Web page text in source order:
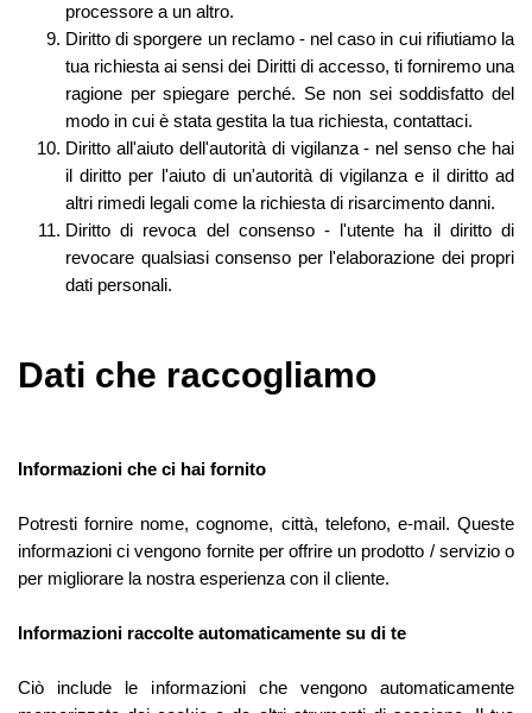
processore a un altro.
Diritto di sporgere un reclamo - nel caso in cui rifiutiamo la
tua richiesta ai sensi dei Diritti di accesso, ti forniremo una
ragione per spiegare perché. Se non sei soddisfatto del
modo in cui è stata gestita la tua richiesta, contattaci.
Diritto all'aiuto dell'autorità di vigilanza - nel senso che hai
il diritto per l'aiuto di un'autorità di vigilanza e il diritto ad
altri rimedi legali come la richiesta di risarcimento danni.
Diritto di revoca del consenso - l'utente ha il diritto di
revocare qualsiasi consenso per l'elaborazione dei propri
dati personali.
Dati che raccogliamo
Informazioni che ci hai fornito
Potresti fornire nome, cognome, città, telefono, e-mail. Queste
informazioni ci vengono fornite per offrire un prodotto / servizio o
per migliorare la nostra esperienza con il cliente.
Informazioni raccolte automaticamente su di te
Ciò include le informazioni che vengono automaticamente